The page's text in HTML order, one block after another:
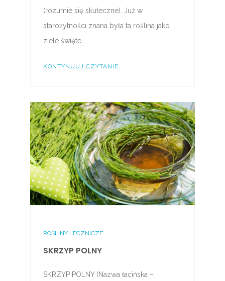
(rozumie się skuteczne). Już w
starożytności znana była ta roślina jako
ziele święte,…
KONTYNUUJ CZYTANIE...
ROŚLINY LECZNICZE
SKRZYP POLNY
SKRZYP POLNY (Nazwa łacińska –